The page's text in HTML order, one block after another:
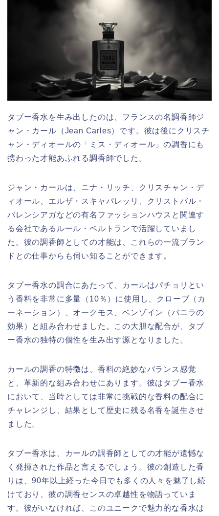
タブー香水を生み出したのは、フランスの名調香師ジ
ャン・カール（Jean Carles）です。彼は後にクリスチ
ャン・ディオールの「ミス・ディオール」の調香にも
携わった才能あふれる調香師でした。
ジャン・カールは、ニナ・リッチ、クリスチャン・デ
ィオール、エルザ・スキャパレッリ、クリストバル・
バレンシアガなどの有名ファッションハウスと関連す
る会社であるルール・ベルトランで活躍していまし
た。彼の調香師としての才能は、これらの一流ブラン
ドとの仕事からも伺い知ることができます。
タブー香水の調合にあたって、カールはパチョリとい
う香料を非常に多量（10％）に使用し、クローブ（カ
ーネーション）、オークモス、ベンゾイン（バニラの
効果）と組み合わせました。この大胆な配合が、タブ
ー香水の独特の個性を生み出す源となりました。
カールの調香の特徴は、香料の絶妙なバランス感覚
と、革新的な組み合わせにあります。彼はタブー香水
において、当時としては非常に挑戦的な香料の配合に
チャレンジし、結果として歴史に残る名香を誕生させ
ました。
タブー香水は、カールの調香師としての才能が遺憾な
く発揮された作品と言えるでしょう。彼の創造した香
りは、90年以上経った今日でも多くの人々を魅了し続
けており、彼の調香センスの卓越性を物語っていま
す。彼がいなければ、このユニークで魅力的な香水は